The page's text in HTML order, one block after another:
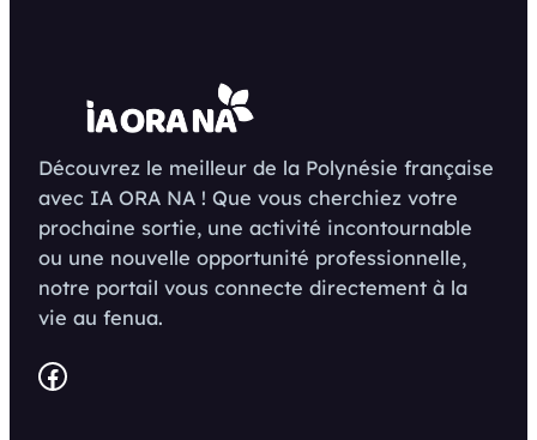
Découvrez le meilleur de la Polynésie française
avec IA ORA NA ! Que vous cherchiez votre
prochaine sortie, une activité incontournable
ou une nouvelle opportunité professionnelle,
notre portail vous connecte directement à la
vie au fenua.
Facebook